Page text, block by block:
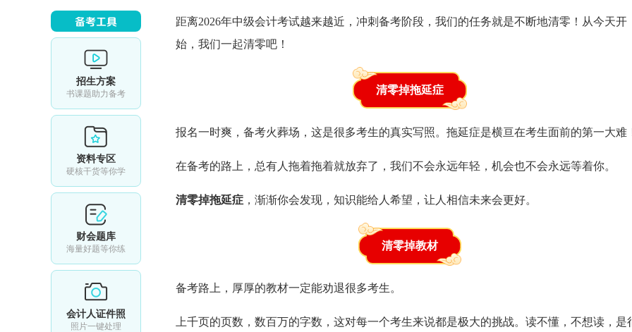
招生方案
书课题助力备考
资料专区
硬核干货等你学
财会题库
海量好题等你练
会计人证件照
照片一键处理
距离2026年中级会计考试越来越近，冲刺备考阶段，我们的任务就是不断地清零！从今天开
始，我们一起清零吧！
清零掉拖延症
报名一时爽，备考火葬场，这是很多考生的真实写照。拖延症是横亘在考生面前的第一大难
在备考的路上，总有人拖着拖着就放弃了，我们不会永远年轻，机会也不会永远等着你。
清零掉拖延症 ，渐渐你会发现，知识能给人希望，让人相信未来会更好。
清零掉教材
备考路上，厚厚的教材一定能劝退很多考生。
上千页的页数，数百万的字数，这对每一个考生来说都是极大的挑战。读不懂，不想读，是